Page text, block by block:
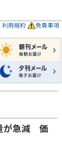
利用規約 免責事項
が急減 価